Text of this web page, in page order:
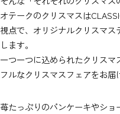
オテークのクリスマスは
視点で、オリジナルクリスマ
します。
一つ一つに込められたクリス
フルなクリスマスフェアをお届
苺たっぷりのパンケーキやシ